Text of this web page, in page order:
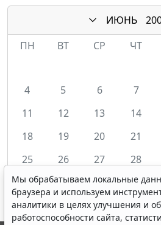
ИЮНЬ
ПН
ВТ СР ЧТ
4
5 6 7
11
12 13 14
18
19 20 21
25
26 27 28
Мы обрабатываем локальные
браузера и используем
аналитики в целях улучшения и
работоспособности сайта,